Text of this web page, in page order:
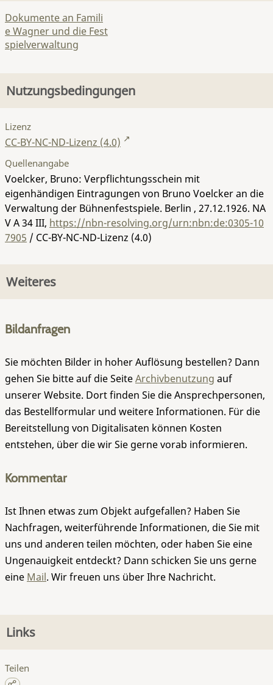
Dokumente an Famili
e Wagner und die Fest
spielverwaltung
Nutzungsbedingungen
Lizenz
CC-BY-NC-ND-Lizenz (4.0)
Quellenangabe
Voelcker, Bruno: Verpflichtungsschein mit
eigenhändigen Eintragungen von Bruno Voelcker an die
Verwaltung der Bühnenfestspiele. Berlin , 27.12.1926. NA
V A 34 III, https://nbn-resolving.org/urn:nbn:de:0305-10
7905 / CC-BY-NC-ND-Lizenz (4.0)
Weiteres
Bildanfragen
Sie möchten Bilder in hoher Auflösung bestellen? Dann
gehen Sie bitte auf die SeiteArchivbenutzung auf
unserer Website. Dort finden Sie die Ansprechpersonen,
das Bestellformular und weitere Informationen. Für die
Bereitstellung von Digitalisaten können Kosten
entstehen, über die wir Sie gerne vorab informieren.
Kommentar
Ist Ihnen etwas zum Objekt aufgefallen? Haben Sie
Nachfragen, weiterführende Informationen, die Sie mit
uns und anderen teilen möchten, oder haben Sie eine
Ungenauigkeit entdeckt? Dann schicken Sie uns gerne
eine Mail. Wir freuen uns über Ihre Nachricht.
Links
Teilen